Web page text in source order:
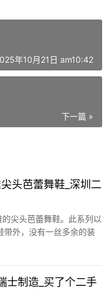
年10月21日 am10:42
下一篇 »
头芭蕾舞鞋_深圳二
尖头芭蕾舞鞋。此系列以
带外，没有一丝多余的装
品加倍别致灼烁。 Jill
士制造_买了个二手